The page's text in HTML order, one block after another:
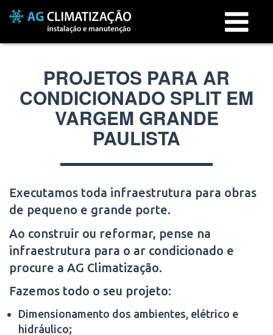
Menu
PROJETOS PARA AR
CONDICIONADO SPLIT EM
VARGEM GRANDE
PAULISTA
Executamos toda infraestrutura para obras
de pequeno e grande porte.
Ao construir ou reformar, pense na
infraestrutura para o ar condicionado e
procure a AG Climatização.
Fazemos todo o seu projeto:
Dimensionamento dos ambientes, elétrico e
hidráulico;